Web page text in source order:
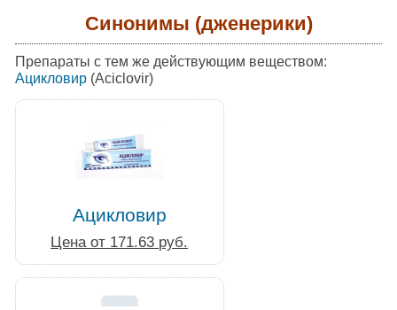
Синонимы (дженерики)
Препараты с тем же действующим веществом:
Ацикловир(Aciclovir)
Ацикловир
Цена от 171.63 руб.